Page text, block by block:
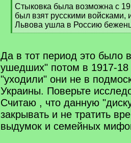
[
q
]
Стыковка была возможна с
был взят русскими войсками,
Львова ушла в Россию
[
q
Да в тот период это было
ушедших" потом в 1917-18
"уходили" они не в
Украины. Поверьте
Считаю , что данную
закрывать и не тратить
выдумок и семейных